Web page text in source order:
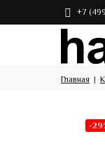
+7
Главная
-